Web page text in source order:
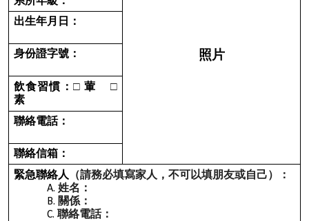
照片
出生年月日：
身份證字號：
飲食習慣： □葷□
素
聯絡電話：
聯絡信箱：
緊急聯絡人 （請務必填寫家人，不可以填朋友或自己）：
姓名：
關係：
聯絡電話：